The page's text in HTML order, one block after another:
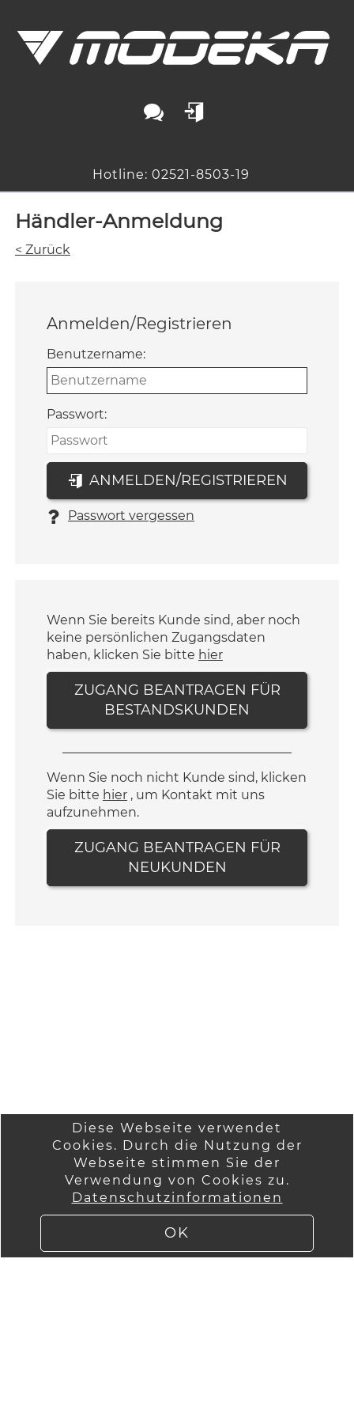
Diese Webseite verwendet
Cookies. Durch die Nutzung der
Webseite stimmen Sie der
Verwendung von Cookies zu.
Datenschutzinformationen
OK
Hotline: 02521-8503-19
Händler-Anmeldung
< Zurück
Anmelden/Registrieren
Benutzername:
Passwort:
ANMELDEN/REGISTRIEREN
Passwort vergessen
Wenn Sie bereits Kunde sind, aber noch
keine persönlichen Zugangsdaten
haben, klicken Sie bitte hier
ZUGANG BEANTRAGEN FÜR
BESTANDSKUNDEN
Wenn Sie noch nicht Kunde sind, klicken
Sie bitte hier, um Kontakt mit uns
aufzunehmen.
ZUGANG BEANTRAGEN FÜR
NEUKUNDEN
Startseite
Anmelden
Versandinformatio
Lieferung
Wir über uns
AGB
Kontakt